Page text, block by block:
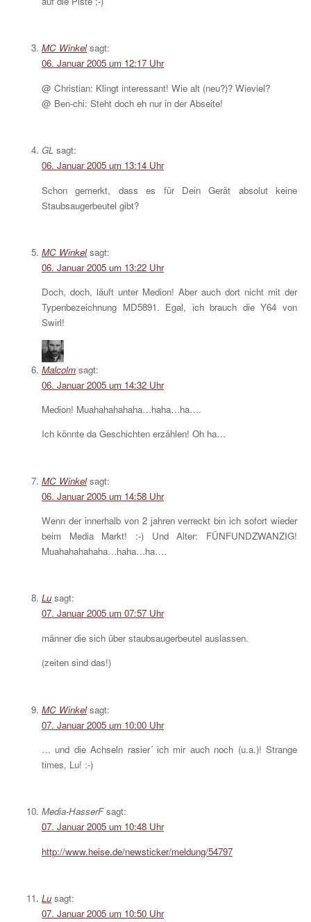
MC Winkel sagt:
06. Januar 2005 um 12:17 Uhr
@ Christian: Klingt interessant! Wie alt (neu?)? Wieviel?
@ Ben-chi: Steht doch eh nur in der Abseite!
GL sagt:
06. Januar 2005 um 13:14 Uhr
Schon gemerkt, dass es für Dein Gerät absolut keine
Staubsaugerbeutel gibt?
MC Winkel sagt:
06. Januar 2005 um 13:22 Uhr
Doch, doch, läuft unter Medion! Aber auch dort nicht mit der
Typenbezeichnung MD5891. Egal, ich brauch die Y64 von
Swirl!
Malcolm sagt:
06. Januar 2005 um 14:32 Uhr
Medion! Muahahahahaha…haha…ha….
Ich könnte da Geschichten erzählen! Oh ha…
MC Winkel sagt:
06. Januar 2005 um 14:58 Uhr
Wenn der innerhalb von 2 jahren verreckt bin ich sofort wieder
beim Media Markt! :-) Und Alter: FÜNFUNDZWANZIG!
Muahahahahaha…haha…ha….
Lu sagt:
07. Januar 2005 um 07:57 Uhr
männer die sich über staubsaugerbeutel auslassen.
(zeiten sind das!)
MC Winkel sagt:
07. Januar 2005 um 10:00 Uhr
… und die Achseln rasier´ ich mir auch noch (u.a.)! Strange
times, Lu! :-)
Media-HasserF sagt:
07. Januar 2005 um 10:48 Uhr
http://www.heise.de/newsticker/meldung/54797
Lu sagt:
07. Januar 2005 um 10:50 Uhr